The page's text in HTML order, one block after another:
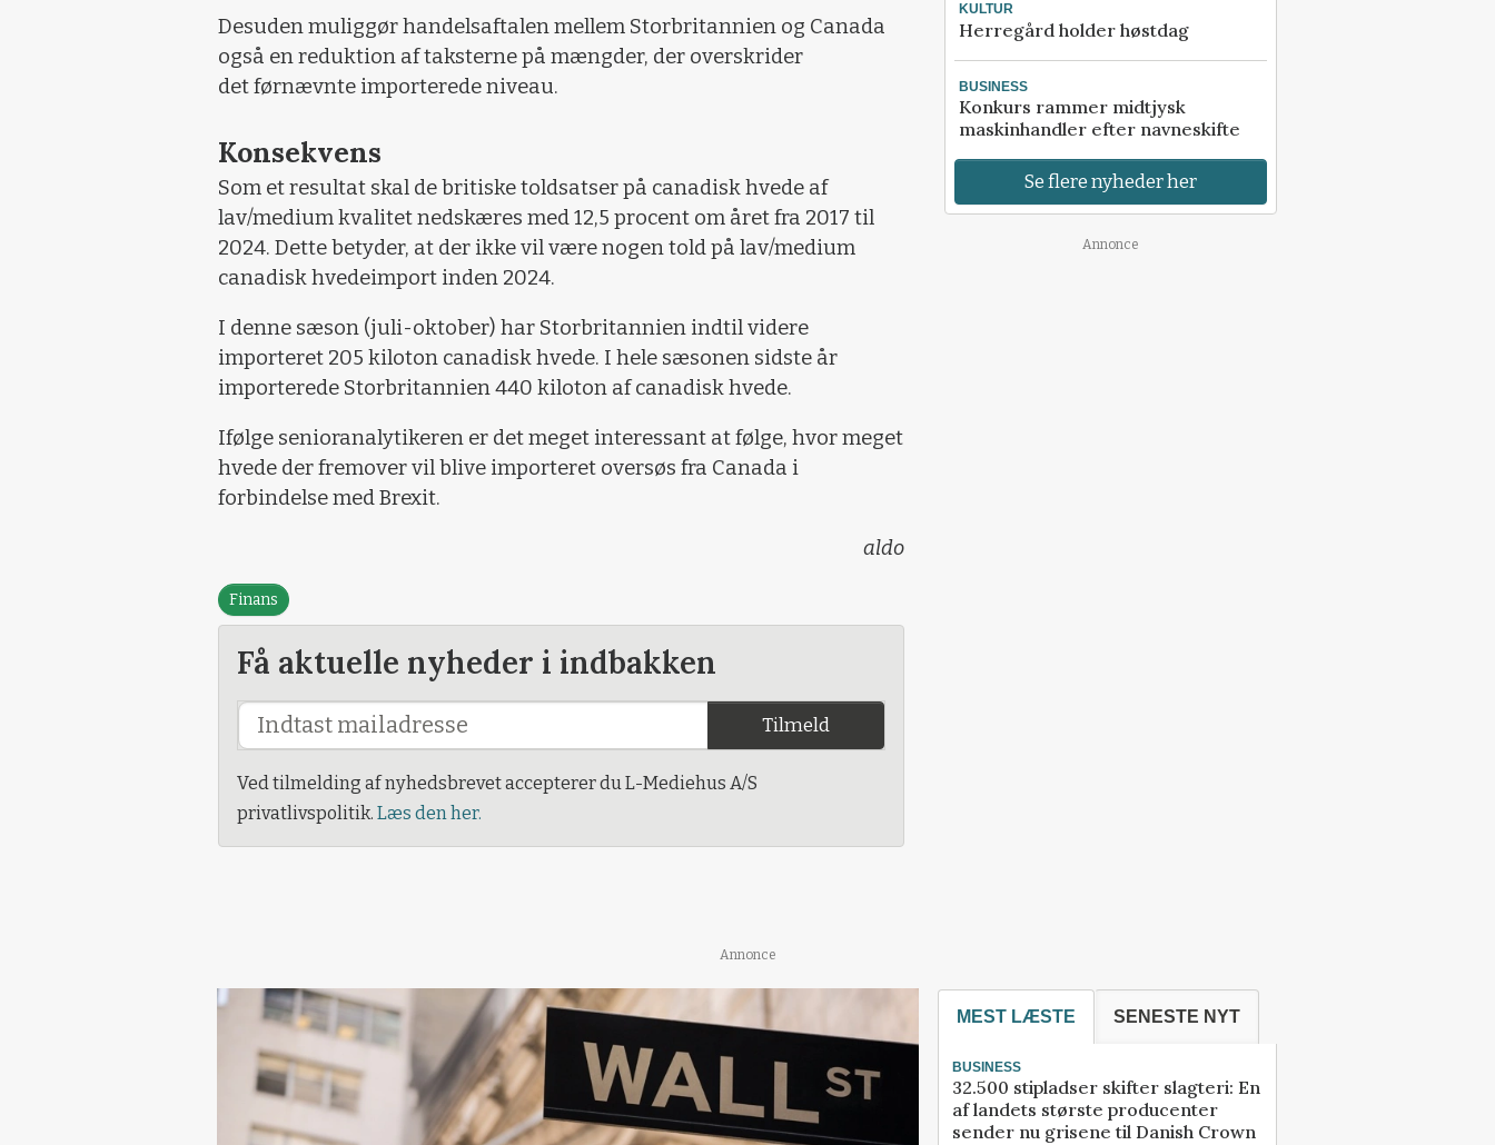
Desuden muliggør handelsaftalen mellem Storbritannien og Canada
også en reduktion af taksterne på mængder, der overskrider
det førnævnte importerede niveau.
Konsekvens
Som et resultat skal de britiske toldsatser på canadisk hvede af
lav/medium kvalitet nedskæres med 12,5 procent om året fra 2017 til
2024. Dette betyder, at der ikke vil være nogen told på lav/medium
canadisk hvedeimport inden 2024.
I denne sæson (juli-oktober) har Storbritannien indtil videre
importeret 205 kiloton canadisk hvede. I hele sæsonen sidste år
importerede Storbritannien 440 kiloton af canadisk hvede.
Ifølge senioranalytikeren er det meget interessant at følge, hvor meget
hvede der fremover vil blive importeret oversøs fra Canada i
forbindelse med Brexit.
aldo
Finans
Få aktuelle nyheder i indbakken
Tilmeld
Ved tilmelding af nyhedsbrevet accepterer du L-Mediehus A/S
privatlivspolitik. Læs den her.
KULTUR
Herregård holder høstdag
BUSINESS
Konkurs rammer midtjysk
maskinhandler efter navneskifte
Se flere nyheder her
Annonce
Annonce
MEST LÆSTE SENESTE NYT
BUSINESS
32.500 stipladser skifter slagteri: En
af landets største producenter
sender nu grisene til Danish Crown